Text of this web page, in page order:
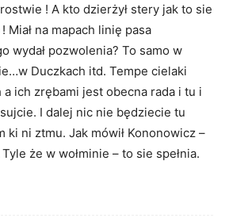
! A kto dzierżył stery jak to sie
Miał na mapach linię pasa
wydał pozwolenia? To samo w
Duczkach itd. Tempe cielaki
a ich zrębami jest obecna rada i tu i
I dalej nic nie będziecie tu
ki ni ztmu. Jak mówił Kononowicz –
że w wołminie – to sie spełnia.